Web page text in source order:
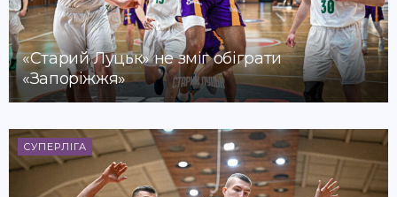
«Старий Луцьк» не зміг обіграти
«Запоріжжя»
СУПЕРЛІГА